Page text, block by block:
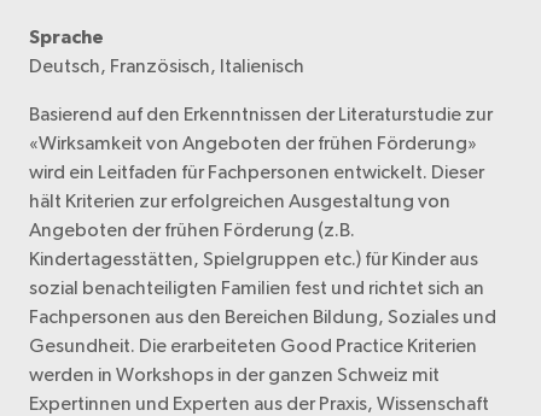
Sprache
Deutsch, Französisch, Italienisch
Basierend auf den Erkenntnissen der Literaturstudie zur
«Wirksamkeit von Angeboten der frühen Förderung»
wird ein Leitfaden für Fachpersonen entwickelt. Dieser
hält Kriterien zur erfolgreichen Ausgestaltung von
Angeboten der frühen Förderung (z.B.
Kindertagesstätten, Spielgruppen etc.) für Kinder aus
sozial benachteiligten Familien fest und richtet sich an
Fachpersonen aus den Bereichen Bildung, Soziales und
Gesundheit. Die erarbeiteten Good Practice Kriterien
werden in Workshops in der ganzen Schweiz mit
Expertinnen und Experten aus der Praxis, Wissenschaft